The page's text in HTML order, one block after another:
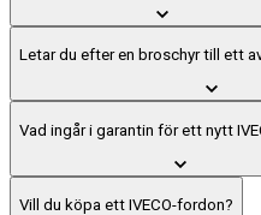
Letar du efter en broschyr till ett
Vad ingår i garantin för ett nytt
Vill du köpa ett IVECO-fordon?